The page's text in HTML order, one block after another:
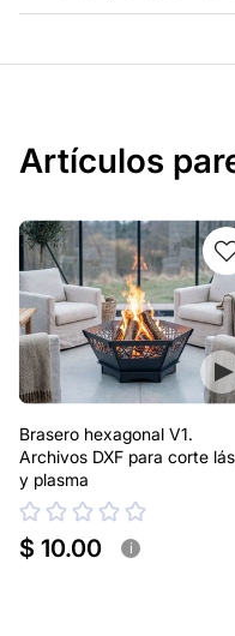
Artículos
Brasero hexagonal V1.
Archivos DXF para corte
y plasma
$ 10.00 i